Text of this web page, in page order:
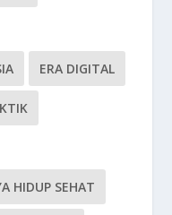
ERA DIGITAL
HIDUP SEHAT